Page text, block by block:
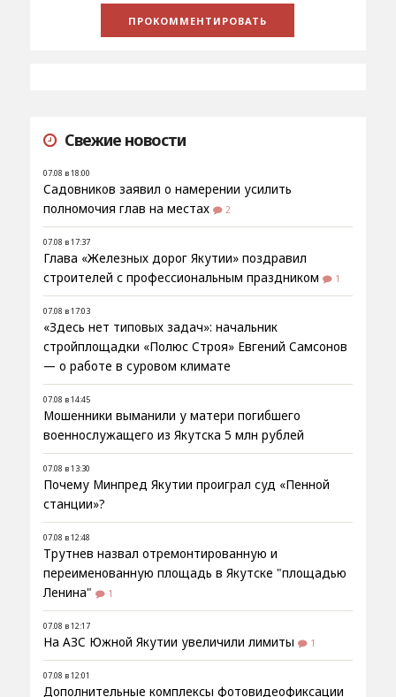
Свежие новости
07.08 в 18:00
Садовников заявил о намерении усилить
полномочия глав на местах
2
07.08 в 17:37
Глава «Железных дорог Якутии» поздравил
строителей с профессиональным праздником
1
07.08 в 17:03
«Здесь нет типовых задач»: начальник
стройплощадки «Полюс Строя» Евгений Самсонов
— о работе в суровом климате
07.08 в 14:45
Мошенники выманили у матери погибшего
военнослужащего из Якутска 5 млн рублей
07.08 в 13:30
Почему Минпред Якутии проиграл суд «Пенной
станции»?
07.08 в 12:48
Трутнев назвал отремонтированную и
переименованную площадь в Якутске "площадью
Ленина"
1
07.08 в 12:17
На АЗС Южной Якутии увеличили лимиты 1
07.08 в 12:01
Дополнительные комплексы фотовидеофиксации